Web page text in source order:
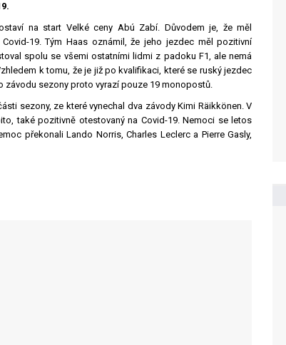
na start Velké ceny Abú Zabí. Důvodem je, že měl
19. Tým Haas oznámil, že jeho jezdec měl pozitivní
spolu se všemi ostatními lidmi z padoku F1, ale nemá
k tomu, že je již po kvalifikaci, které se ruský jezdec
závodu sezony proto vyrazí pouze 19 monopostů.
sezony, ze které vynechal dva závody Kimi Räikkönen. V
také pozitivně otestovaný na Covid-19. Nemoci se letos
překonali Lando Norris, Charles Leclerc a Pierre Gasly,